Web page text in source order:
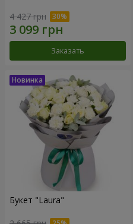
4 427 грн
Заказать
Букет "Laura"